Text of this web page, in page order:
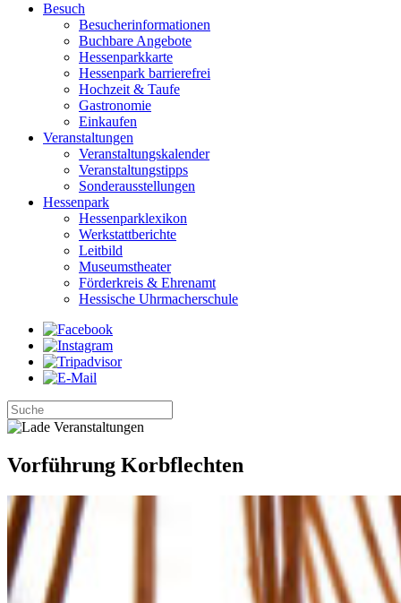
Besuch
Besucherinformationen
Buchbare Angebote
Hessenparkkarte
Hessenpark barrierefrei
Hochzeit & Taufe
Gastronomie
Einkaufen
Veranstaltungen
Veranstaltungskalender
Veranstaltungstipps
Sonderausstellungen
Hessenpark
Hessenparklexikon
Werkstattberichte
Leitbild
Museumstheater
Förderkreis & Ehrenamt
Hessische Uhrmacherschule
Vorführung Korbflechten